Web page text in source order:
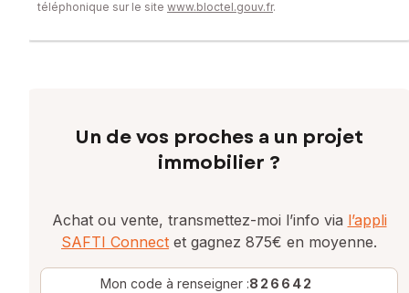
téléphonique sur le site www.bloctel.gouv.fr.
Un de vos proches a un projet
immobilier ?
Achat ou vente, transmettez-moi l’info via l’appli
SAFTI Connect et gagnez 875€ en moyenne.
Mon code à renseigner :826642